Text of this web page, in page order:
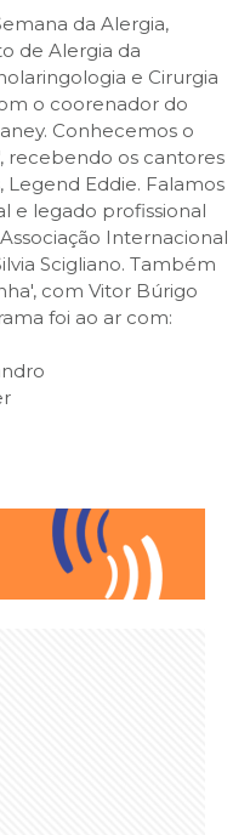
da Alergia,
de Alergia da
e Cirurgia
o coorenador do
Conhecemos o
recebendo os cantores
Legend Eddie. Falamos
e legado profissional
Internacional
Scigliano. Também
com Vitor Búrigo
foi ao ar com: